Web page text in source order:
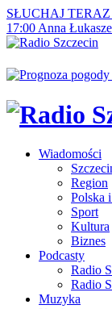
SŁUCHAJ TERAZ
17:00 Anna
Wiadomości
Region
Polska
Sport
Kultura
Biznes
Podcasty
Radio
Radio
Muzyka